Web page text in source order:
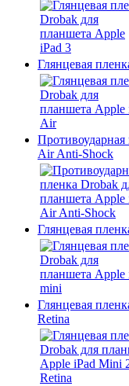
Глянцевая
Air Anti-Shock
Глянцевая
Глянцевая
Retina